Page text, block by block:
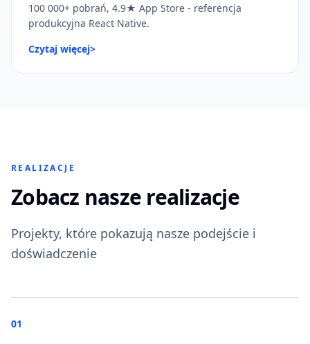
100 000+ pobrań, 4.9★ App Store - referencja
produkcyjna React Native.
Czytaj więcej>
REALIZACJE
Zobacz nasze realizacje
Projekty, które pokazują nasze podejście i
doświadczenie
01